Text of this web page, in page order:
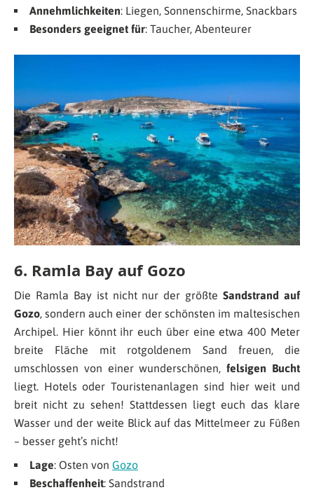
Annehmlichkeiten: Liegen, Sonnenschirme, Snackbars
Besonders geeignet für: Taucher, Abenteurer
6. Ramla Bay auf Gozo
Die Ramla Bay ist nicht nur der größteSandstrand auf
Gozo, sondern auch einer der schönsten im maltesischen
Archipel. Hier könnt ihr euch über eine etwa 400 Meter
breite Fläche mit rotgoldenem Sand freuen, die
umschlossen von einer wunderschönen,felsigen Bucht
liegt. Hotels oder Touristenanlagen sind hier weit und
breit nicht zu sehen! Stattdessen liegt euch das klare
Wasser und der weite Blick auf das Mittelmeer zu Füßen
– besser geht’s nicht!
Lage: Osten von Gozo
Beschaffenheit: Sandstrand